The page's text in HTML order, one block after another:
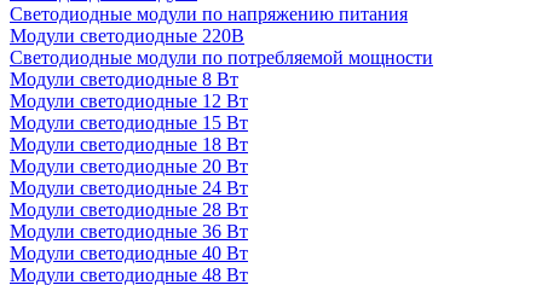
Светодиодные модули по напряжению питания
Модули светодиодные 220В
Светодиодные модули по потребляемой мощности
Модули светодиодные 8 Вт
Модули светодиодные 12 Вт
Модули светодиодные 15 Вт
Модули светодиодные 18 Вт
Модули светодиодные 20 Вт
Модули светодиодные 24 Вт
Модули светодиодные 28 Вт
Модули светодиодные 36 Вт
Модули светодиодные 40 Вт
Модули светодиодные 48 Вт